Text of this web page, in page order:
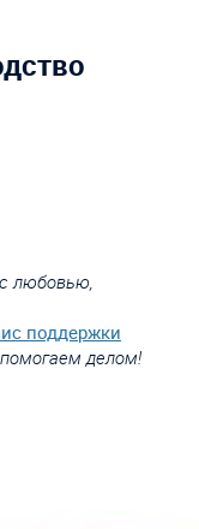
любовью,
поддержки
делом!